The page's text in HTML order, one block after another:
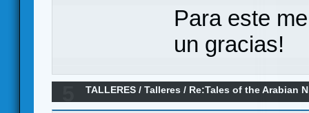
Para este
un gracias!
TALLERES /Talleres / Re:Tales of the Arabian